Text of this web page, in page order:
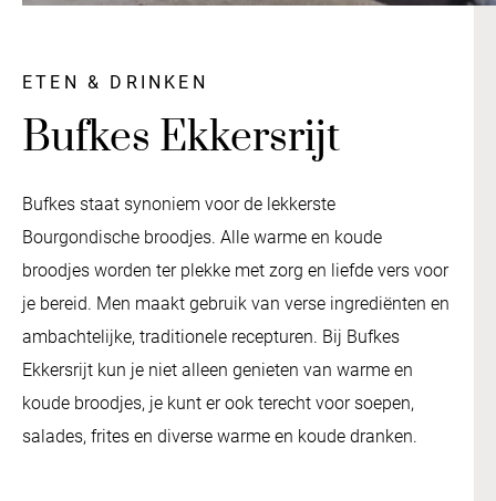
ETEN & DRINKEN
Bufkes Ekkersrijt
Bufkes staat synoniem voor de lekkerste
Bourgondische broodjes. Alle warme en koude
broodjes worden ter plekke met zorg en liefde vers voor
je bereid. Men maakt gebruik van verse ingrediënten en
ambachtelijke, traditionele recepturen. Bij Bufkes
Ekkersrijt kun je niet alleen genieten van warme en
koude broodjes, je kunt er ook terecht voor soepen,
salades, frites en diverse warme en koude dranken.